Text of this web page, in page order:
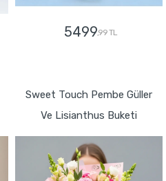
5499,99 TL
Sweet Touch Pembe Güller
Ve Lisianthus Buketi